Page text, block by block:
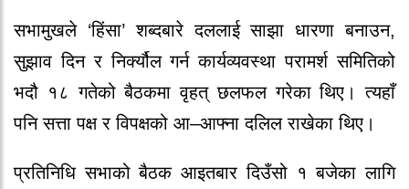
सभामुखले ‘हिंसा’ शब्दबारे दललाई साझा धारणा बनाउन,
सुझाव दिन र निर्क्यौल गर्न कार्यव्यवस्था परामर्श समितिको
भदौ १८ गतेको बैठकमा वृहत् छलफल गरेका थिए। त्यहाँ
पनि सत्ता पक्ष र विपक्षको आ–आफ्ना दलिल राखेका थिए।
प्रतिनिधि सभाको बैठक आइतबार दिउँसो १ बजेका लागि